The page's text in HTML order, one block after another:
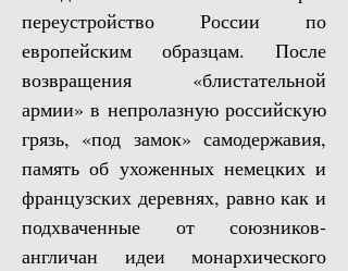
переустройство России по
европейским образцам. После
возвращения «блистательной
армии» в непролазную российскую
грязь, «под замок» самодержавия,
память об ухоженных немецких и
французских деревнях, равно как и
подхваченные от союзников-
англичан идеи монархического